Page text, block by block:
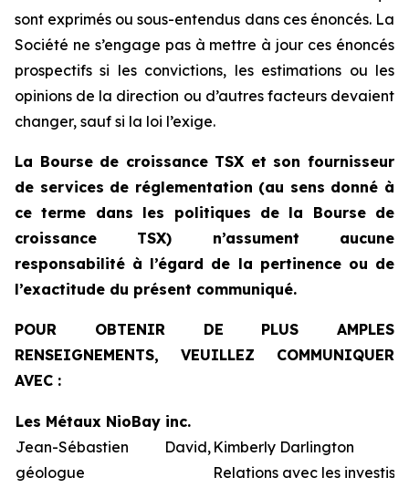
sont exprimés ou sous-entendus dans ces énoncés. La
Société ne s’engage pas à mettre à jour ces énoncés
prospectifs si les convictions, les estimations ou les
opinions de la direction ou d’autres facteurs devaient
changer, sauf si la loi l’exige.
La Bourse de croissance TSX et son fournisseur
de services de réglementation (au sens donné à
ce terme dans les politiques de la Bourse de
croissance TSX) n’assument aucune
responsabilité à l’égard de la pertinence ou de
l’exactitude du présent communiqué.
POUR OBTENIR DE PLUS AMPLES
RENSEIGNEMENTS, VEUILLEZ COMMUNIQUER
AVEC :
Les Métaux NioBay inc.
Jean-Sébastien David,
géologue
Kimberly Darlington
Relations avec les